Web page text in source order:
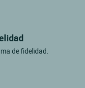
de fidelidad.